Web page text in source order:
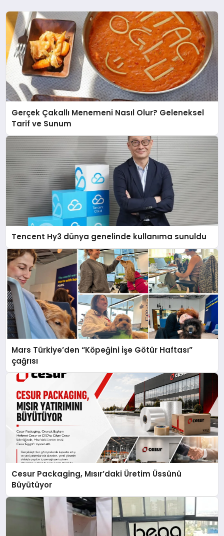
Gerçek Çakallı Menemeni Nasıl Olur? Geleneksel
Tarif ve Sunum
Tencent Hy3 dünya genelinde kullanıma sunuldu
Mars Türkiye’den “Köpeğini İşe Götür Haftası”
çağrısı
Cesur Packaging, Mısır’daki Üretim Üssünü
Büyütüyor